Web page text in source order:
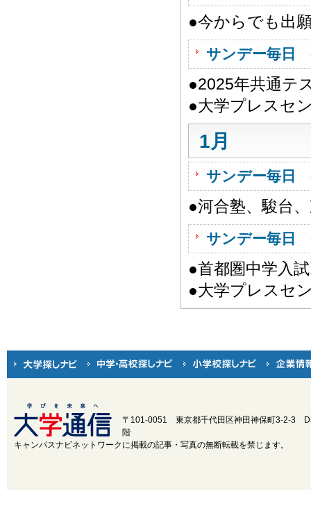
●今からでも出
サンデー毎日
●2025年共通テ
●大学プレスセ
1月
サンデー毎日
●河合塾、駿台
サンデー毎日
●首都圏中学入
●大学プレスセ
〒101-0051 東京都千代田区神田神保町3-2-3
階
キャンパスナビネットワークに掲載の記事・写真の無断転載を禁じます。